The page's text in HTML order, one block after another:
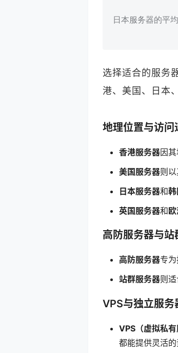
日本服务器的平
选择适合的服务
港、美国、日本
地理位置与访问
香港服务器因
美国服务器则
日本服务器和
英国服务器和
高防服务器与站
高防服务器专
站群服务器则
VPS与独立服务
VPS（虚拟私有
都能提供灵活